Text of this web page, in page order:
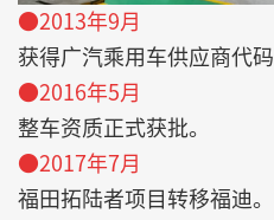
●2013年9月
获得广汽乘用车供应商代码
●2016年5月
整车资质正式获批。
●2017年7月
福田拓陆者项目转移福迪。